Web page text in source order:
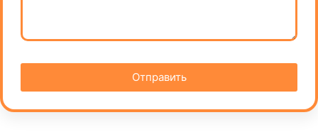
Отправить